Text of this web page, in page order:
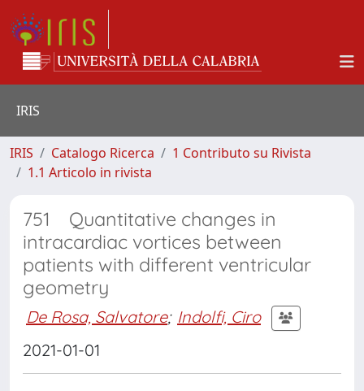
IRIS
IRIS Catalogo Ricerca
1 Contributo su Rivista
1.1 Articolo in rivista
751 Quantitative changes in
intracardiac vortices between
patients with different ventricular
geometry
De Rosa, Salvatore; Indolfi, Ciro
2021-01-01